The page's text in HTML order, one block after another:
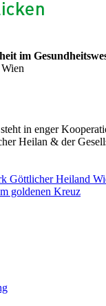
im
in enger
Heilan & der